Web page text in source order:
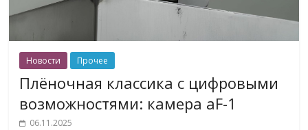
Новости Прочее
Плёночная классика с цифровыми
возможностями: камера aF-1
06.11.2025